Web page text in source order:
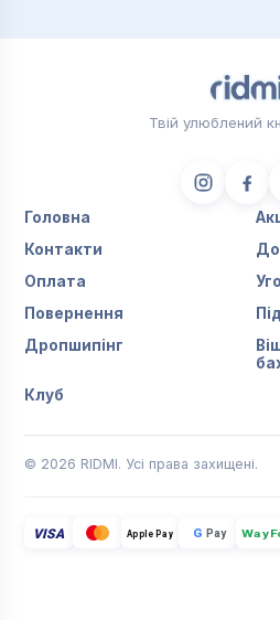
Твій улюблений
Головна
Контакти
Оплата
Повернення
Дропшипінг
Клуб
© 2026 RIDMI. Усі права захищені.
VISA Apple Pay G Pay